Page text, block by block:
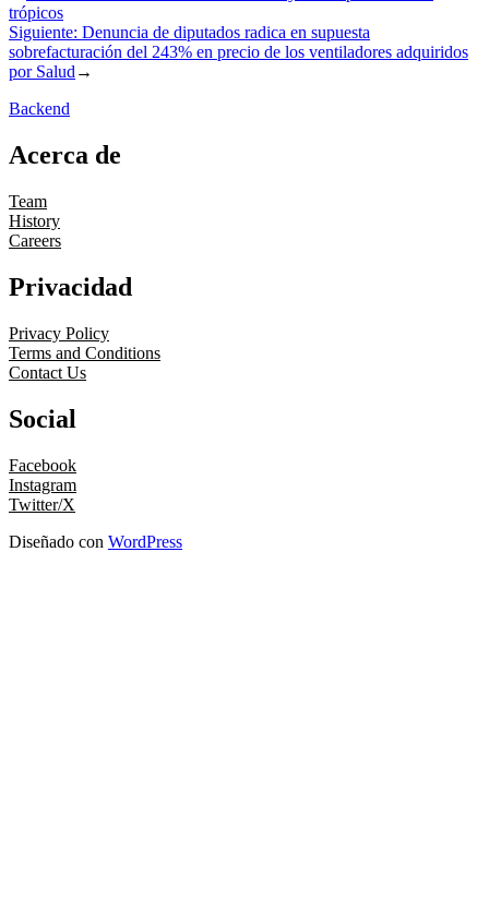
trópicos
Siguiente: Denuncia de diputados radica en supuesta
sobrefacturación del 243% en precio de los ventiladores adquiridos
por Salud→
Backend
Acerca de
Team
History
Careers
Privacidad
Privacy Policy
Terms and Conditions
Contact Us
Social
Facebook
Instagram
Twitter/X
Diseñado con WordPress